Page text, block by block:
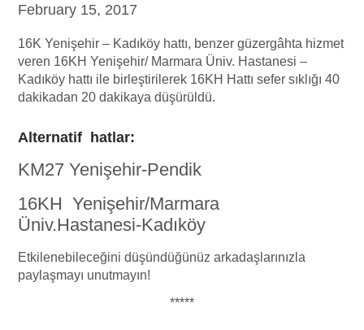
February 15, 2017
16K Yenişehir – Kadıköy hattı, benzer güzergâhta hizmet
veren 16KH Yenişehir/ Marmara Üniv. Hastanesi –
Kadıköy hattı ile birleştirilerek 16KH Hattı sefer sıklığı 40
dakikadan 20 dakikaya düşürüldü.
Alternatif hatlar:
KM27 Yenişehir-Pendik
16KH Yenişehir/Marmara
Üniv.Hastanesi-Kadıköy
Etkilenebileceğini düşündüğünüz arkadaşlarınızla
paylaşmayı unutmayın!
*****